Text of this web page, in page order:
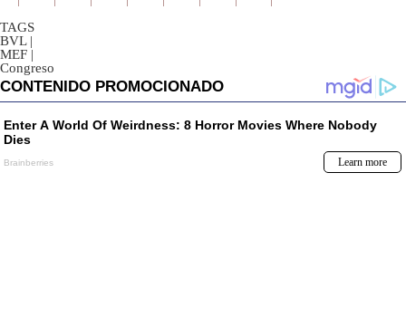
TAGS
BVL |
MEF |
Congreso